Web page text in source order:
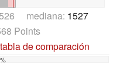
mediana: 1527
Points
de comparación